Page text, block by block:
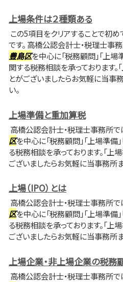
上場条件は２種類ある
この5項目をクリアすることで初
です。 高橋公認会計士・税理士事
豊島区を中心に「税務顧問」「上場
関する税務相談を承っております。
とがございましたらお気軽に当事
い。
上場準備と重加算税
高橋公認会計士・税理士事務所で
区を中心に「税務顧問」「上場準備
る税務相談を承っております。「上
ございましたらお気軽に当事務所
上場（IPO）とは
高橋公認会計士・税理士事務所で
区を中心に「税務顧問」「上場準備
る税務相談を承っております。「上
ございましたらお気軽に当事務所
上場企業・非上場企業の税務
高橋公認会計士・税理士事務所で